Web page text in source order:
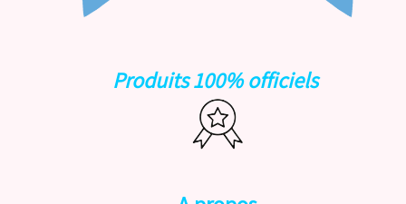
Produits 100% officiels